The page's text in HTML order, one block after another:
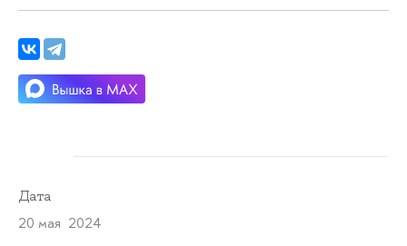
Дата
20 мая 2024